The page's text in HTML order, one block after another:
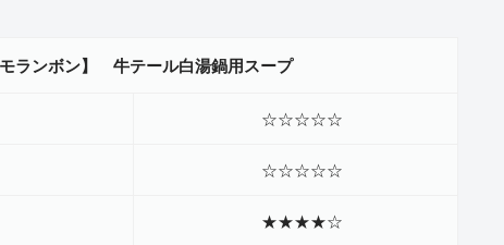
モランボン】 牛テール白湯鍋用スープ
☆☆☆☆☆
☆☆☆☆☆
★★★★☆